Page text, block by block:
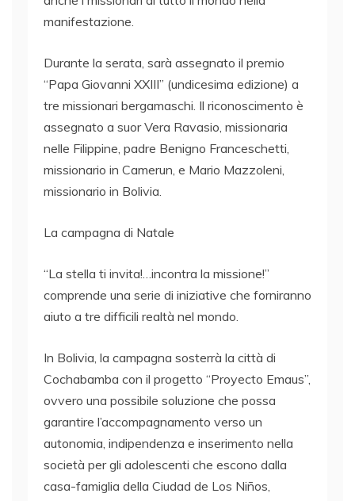
manifestazione.
Durante la serata, sarà assegnato il premio
“Papa Giovanni XXIII” (undicesima edizione) a
tre missionari bergamaschi. Il riconoscimento è
assegnato a suor Vera Ravasio, missionaria
nelle Filippine, padre Benigno Franceschetti,
missionario in Camerun, e Mario Mazzoleni,
missionario in Bolivia.
La campagna di Natale
“La stella ti invita!…incontra la missione!”
comprende una serie di iniziative che forniranno
aiuto a tre difficili realtà nel mondo.
In Bolivia, la campagna sosterrà la città di
Cochabamba con il progetto “Proyecto Emaus”,
ovvero una possibile soluzione che possa
garantire l’accompagnamento verso un
autonomia, indipendenza e inserimento nella
società per gli adolescenti che escono dalla
casa-famiglia della Ciudad de Los Niños,